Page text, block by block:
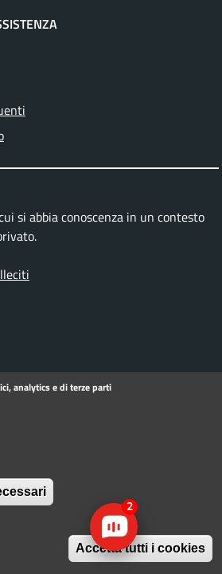
si abbia conoscenza in un contesto
i diritti riservati.
analytics e di terze parti
Accetta tutti i cookies
2